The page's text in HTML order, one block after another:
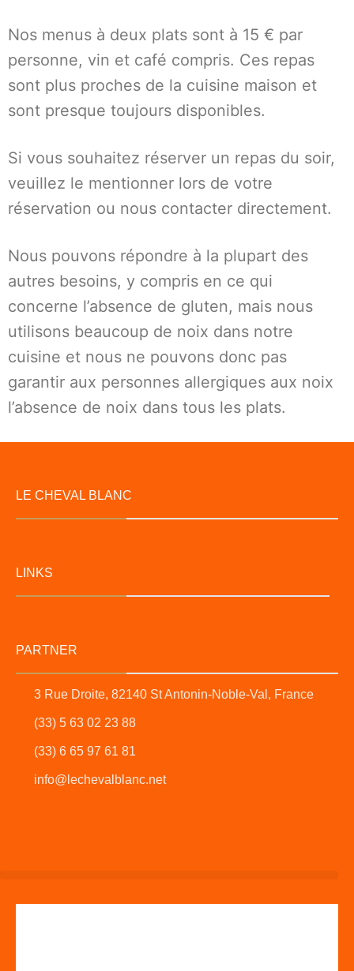
Nos menus à deux plats sont à 15 € par
personne, vin et café compris. Ces repas
sont plus proches de la cuisine maison et
sont presque toujours disponibles.
Si vous souhaitez réserver un repas du soir,
veuillez le mentionner lors de votre
réservation ou nous contacter directement.
Nous pouvons répondre à la plupart des
autres besoins, y compris en ce qui
concerne l’absence de gluten, mais nous
utilisons beaucoup de noix dans notre
cuisine et nous ne pouvons donc pas
garantir aux personnes allergiques aux noix
l’absence de noix dans tous les plats.
LE CHEVAL BLANC
LINKS
PARTNER
3 Rue Droite, 82140 St Antonin-Noble-Val, France
(33) 5 63 02 23 88
(33) 6 65 97 61 81
info@lechevalblanc.net